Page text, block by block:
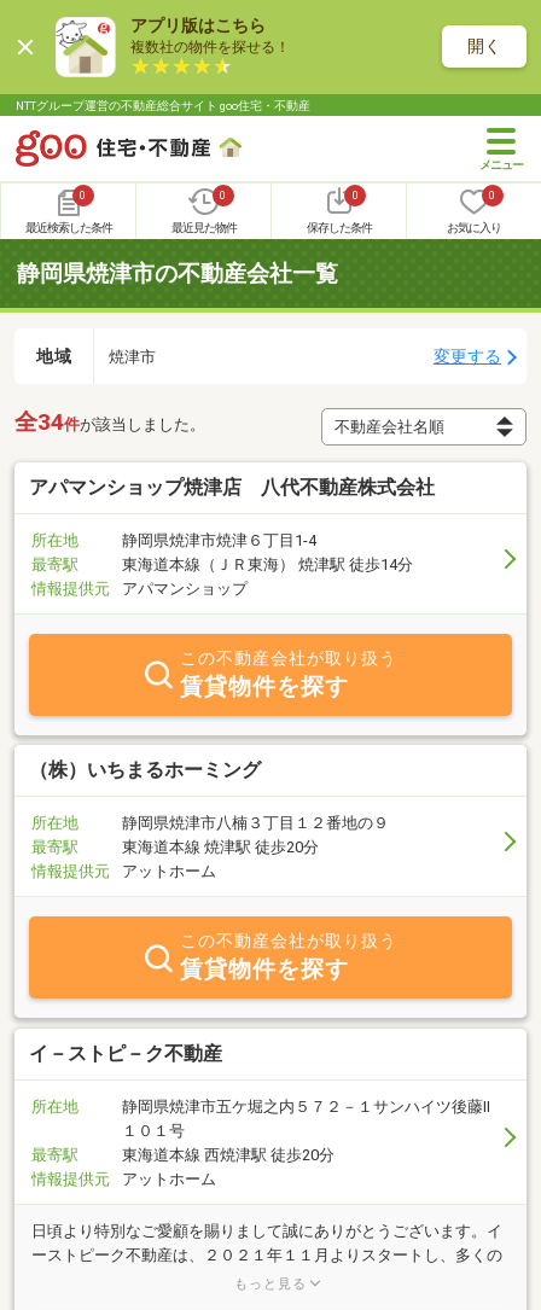
アプリ版はこちら
複数社の物件を探せる！ 開く
NTTグループ運営の不動産総合サイト goo住宅・不動産
0
最近検索した条件
0
最近見た物件
0
保存した条件
0
お気に入り
静岡県焼津市の不動産会社一覧
地域 焼津市 変更する
全34件が該当しました。
アパマンショップ焼津店 八代不動産株式会社
所在地
静岡県焼津市焼津６丁目1-4
最寄駅
東海道本線（ＪＲ東海） 焼津駅 徒歩14分
情報提供元
アパマンショップ
この不動産会社が取り扱う
賃貸物件を探す
（株）いちまるホーミング
所在地
静岡県焼津市八楠３丁目１２番地の９
最寄駅
東海道本線 焼津駅 徒歩20分
情報提供元
アットホーム
この不動産会社が取り扱う
賃貸物件を探す
イ－ストピ－ク不動産
所在地
静岡県焼津市五ケ堀之内５７２－１サンハイツ後藤Ⅱ
１０１号
最寄駅
東海道本線 西焼津駅 徒歩20分
情報提供元
アットホーム
日頃より特別なご愛顧を賜りまして誠にありがとうございます。イ
ーストピーク不動産は、２０２１年１１月よりスタートし、多くの
不動産売買や事業用賃貸の仲介管理に携わってまいりました。不動
もっと見る